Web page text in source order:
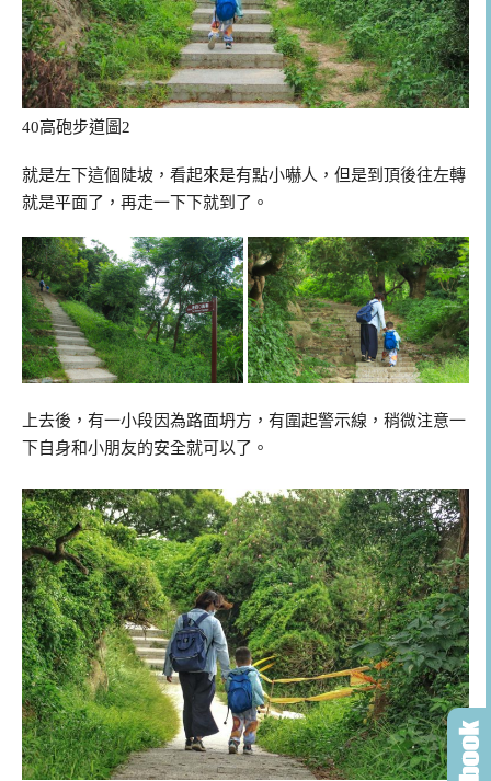
40高砲步道圖2
就是左下這個陡坡，看起來是有點小嚇人，但是到頂後往左轉
就是平面了，再走一下下就到了。
上去後，有一小段因為路面坍方，有圍起警示線，稍微注意一
下自身和小朋友的安全就可以了。